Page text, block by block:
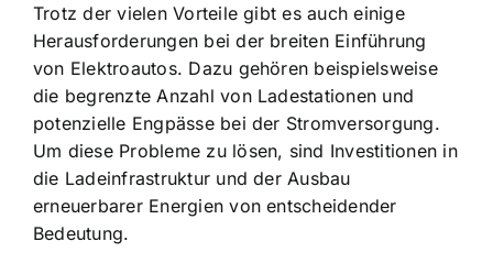
Trotz der vielen Vorteile gibt es auch einige
Herausforderungen bei der breiten Einführung
von Elektroautos. Dazu gehören beispielsweise
die begrenzte Anzahl von Ladestationen und
potenzielle Engpässe bei der Stromversorgung.
Um diese Probleme zu lösen, sind Investitionen in
die Ladeinfrastruktur und der Ausbau
erneuerbarer Energien von entscheidender
Bedeutung.